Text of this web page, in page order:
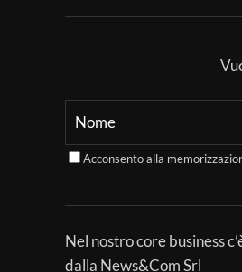
Acconsento alla
Nel nostro core business
dalla News&Com Srl